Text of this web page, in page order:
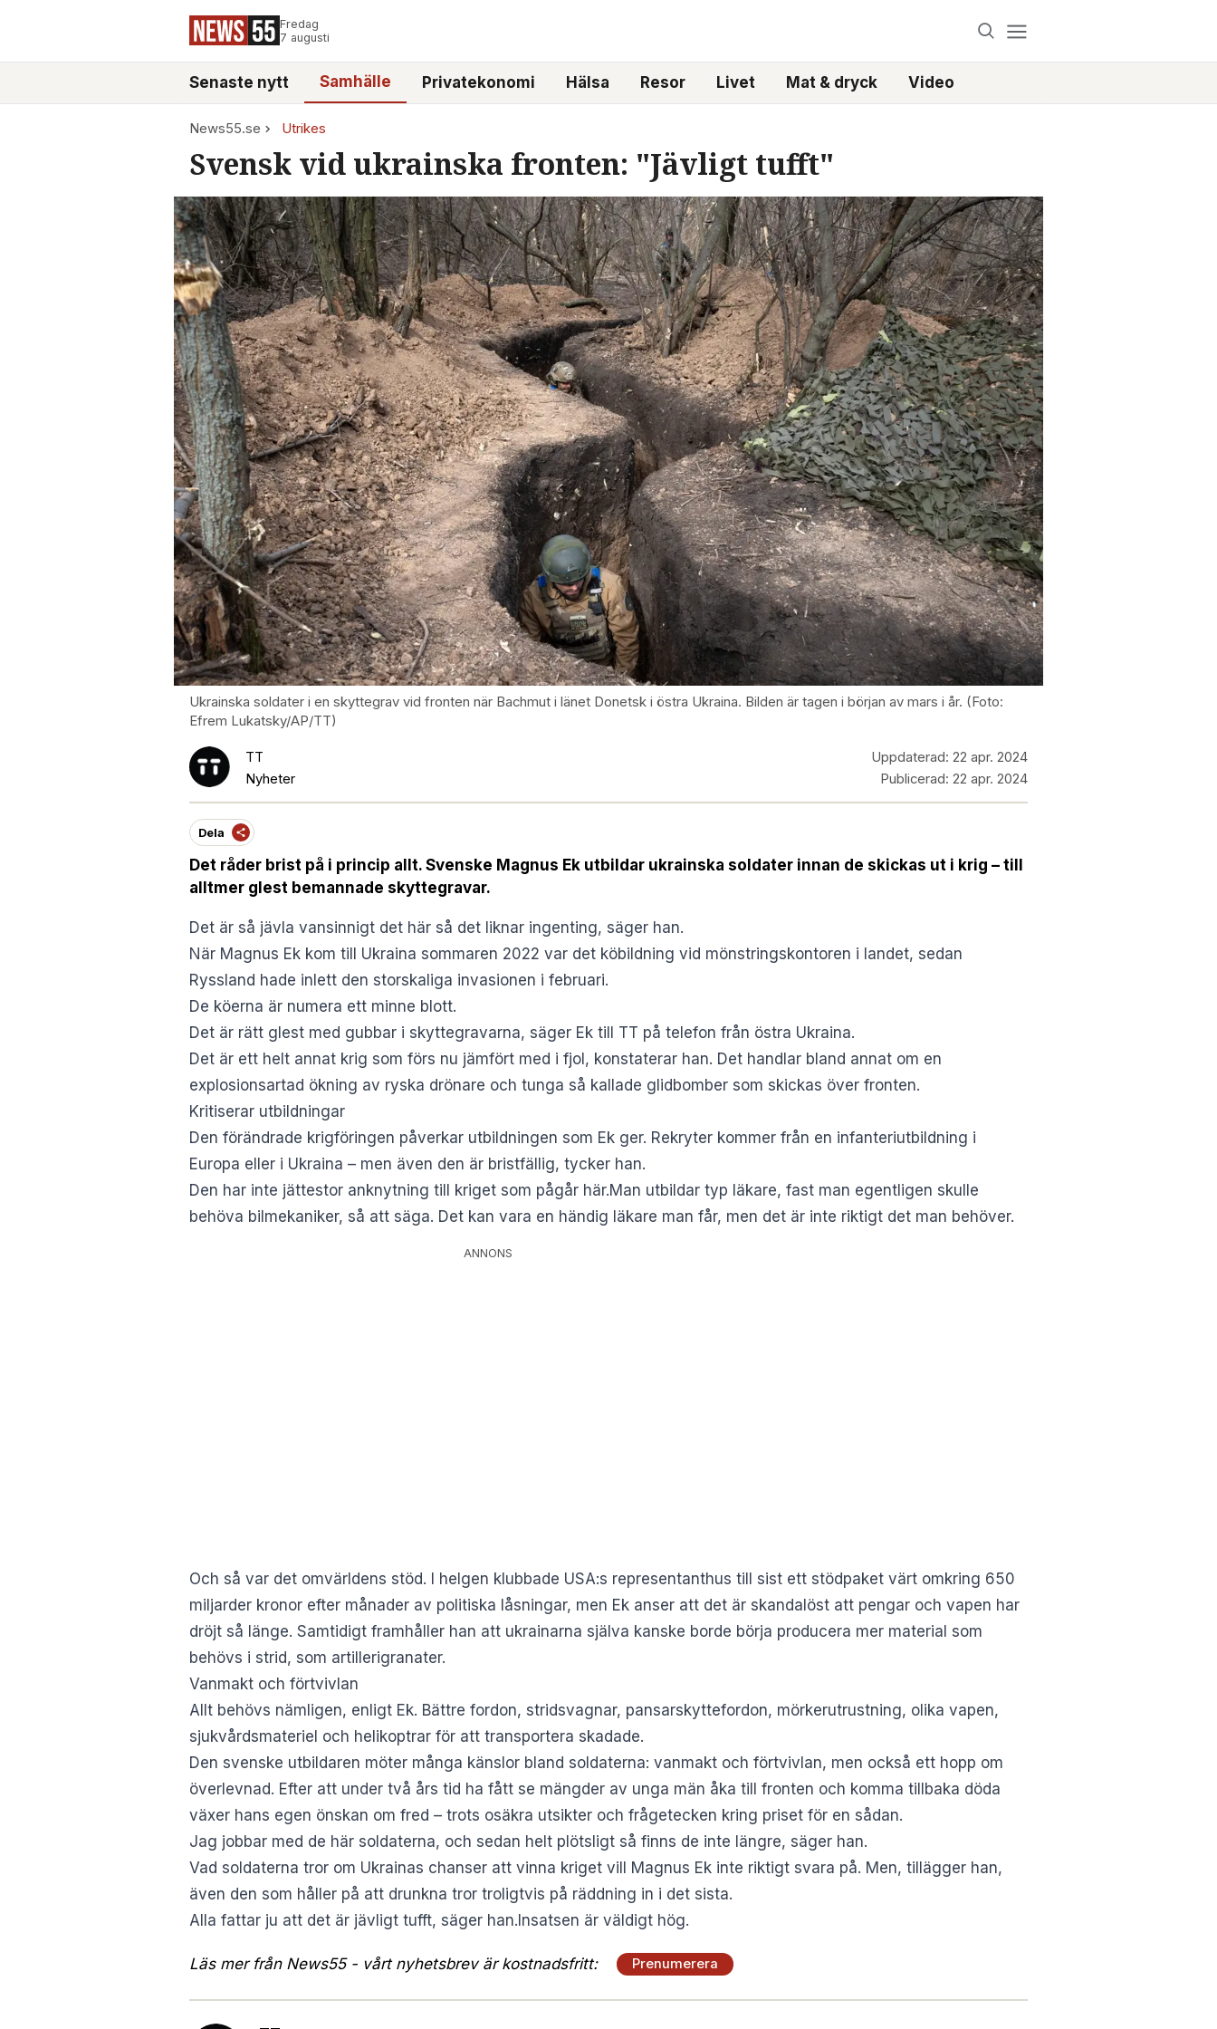
Fredag
7 augusti
Senaste nytt Samhälle Privatekonomi Hälsa Resor Livet Mat & dryck Video
News55.se Utrikes
Svensk vid ukrainska fronten: "Jävligt tufft"
Ukrainska soldater i en skyttegrav vid fronten när Bachmut i länet Donetsk i östra Ukraina. Bilden är tagen i början av mars i år. (Foto:
Efrem Lukatsky/AP/TT)
TT
Nyheter
Uppdaterad: 22 apr. 2024
Publicerad: 22 apr. 2024
Dela
Det råder brist på i princip allt. Svenske Magnus Ek utbildar ukrainska soldater innan de skickas ut i krig – till
alltmer glest bemannade skyttegravar.
Det är så jävla vansinnigt det här så det liknar ingenting, säger han.
När Magnus Ek kom till Ukraina sommaren 2022 var det köbildning vid mönstringskontoren i landet, sedan
Ryssland hade inlett den storskaliga invasionen i februari.
De köerna är numera ett minne blott.
Det är rätt glest med gubbar i skyttegravarna, säger Ek till TT på telefon från östra Ukraina.
Det är ett helt annat krig som förs nu jämfört med i fjol, konstaterar han. Det handlar bland annat om en
explosionsartad ökning av ryska drönare och tunga så kallade glidbomber som skickas över fronten.
Kritiserar utbildningar
Den förändrade krigföringen påverkar utbildningen som Ek ger. Rekryter kommer från en infanteriutbildning i
Europa eller i Ukraina – men även den är bristfällig, tycker han.
Den har inte jättestor anknytning till kriget som pågår här.Man utbildar typ läkare, fast man egentligen skulle
behöva bilmekaniker, så att säga. Det kan vara en händig läkare man får, men det är inte riktigt det man behöver.
ANNONS
Och så var det omvärldens stöd. I helgen klubbade USA:s representanthus till sist ett stödpaket värt omkring 650
miljarder kronor efter månader av politiska låsningar, men Ek anser att det är skandalöst att pengar och vapen har
dröjt så länge. Samtidigt framhåller han att ukrainarna själva kanske borde börja producera mer material som
behövs i strid, som artillerigranater.
Vanmakt och förtvivlan
Allt behövs nämligen, enligt Ek. Bättre fordon, stridsvagnar, pansarskyttefordon, mörkerutrustning, olika vapen,
sjukvårdsmateriel och helikoptrar för att transportera skadade.
Den svenske utbildaren möter många känslor bland soldaterna: vanmakt och förtvivlan, men också ett hopp om
överlevnad. Efter att under två års tid ha fått se mängder av unga män åka till fronten och komma tillbaka döda
växer hans egen önskan om fred – trots osäkra utsikter och frågetecken kring priset för en sådan.
Jag jobbar med de här soldaterna, och sedan helt plötsligt så finns de inte längre, säger han.
Vad soldaterna tror om Ukrainas chanser att vinna kriget vill Magnus Ek inte riktigt svara på. Men, tillägger han,
även den som håller på att drunkna tror troligtvis på räddning in i det sista.
Alla fattar ju att det är jävligt tufft, säger han.Insatsen är väldigt hög.
Läs mer från News55 - vårt nyhetsbrev är kostnadsfritt: Prenumerera